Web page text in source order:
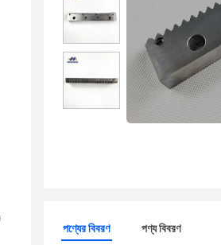
পণ্যের বিবরণ পণ্য বিবরণ